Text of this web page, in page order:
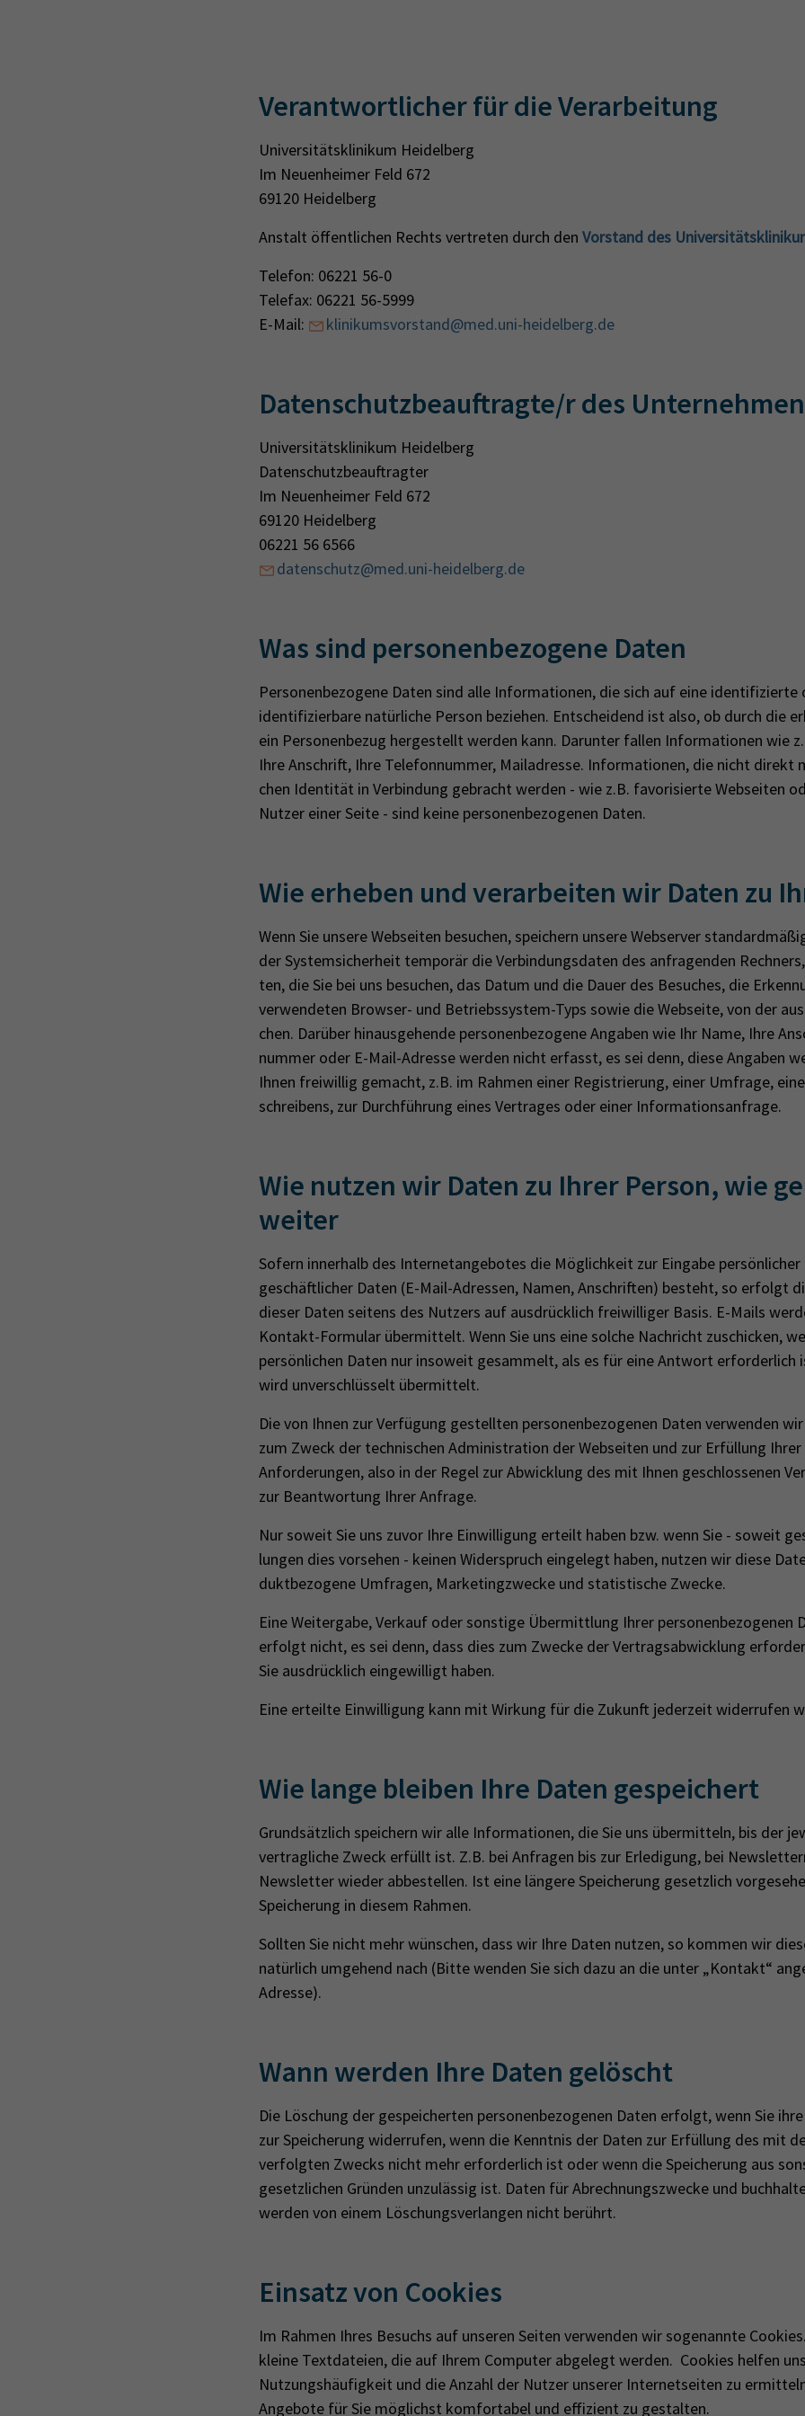
Verantwortlicher für die Verarbeitung
Universitätsklinikum Heidelberg
Im Neuenheimer Feld 672
69120 Heidelberg
Anstalt öffentlichen Rechts vertreten durch den Vorstand des
Telefon: 06221 56-0
Telefax: 06221 56-5999
E-Mail:
klinikumsvorstand@med.uni-heidelberg.de
Datenschutzbeauftragte/r des
Universitätsklinikum Heidelberg
Datenschutzbeauftragter
Im Neuenheimer Feld 672
69120 Heidelberg
06221 56 6566
datenschutz@med.uni-heidelberg.de
Was sind personenbezogene Daten
Personenbezogene Daten sind alle Informationen, die sich auf eine identifizierte
identifizierbare natürliche Person beziehen. Entscheidend ist also, ob durch die
ein Personenbezug hergestellt werden kann. Dar­un­ter fal­len In­for­ma­tio­nen wie
Ihre An­schrift, Ihre Te­le­fon­num­mer, Mailadresse. In­for­ma­tio­nen, die nicht
chen Iden­ti­tät in Ver­bin­dung ge­bracht wer­den - wie z.B. fa­vo­ri­sier­te Web­sei­ten
Nut­zer einer Seite - sind keine per­so­nen­be­zo­ge­nen Daten.
Wie erheben und verarbeiten wir Daten zu
Wenn Sie un­se­re Web­sei­ten be­su­chen, spei­chern un­se­re Web­ser­ver
der Sys­tem­si­cher­heit tem­po­rär die Ver­bin­dungs­da­ten des an­fra­gen­den
ten, die Sie bei uns be­su­chen, das Datum und die Dauer des Be­su­ches, die
ver­wen­de­ten Brow­ser- und Be­triebs­sys­tem-Typs sowie die Web­sei­te, von der
chen. Dar­über hin­aus­ge­hen­de per­sonen­be­zo­ge­ne An­ga­ben wie Ihr Name, Ihre
num­mer oder E-Mail-Adres­se wer­den nicht er­fasst, es sei denn, diese An­ga­ben
Ihnen frei­wil­lig ge­macht, z.B. im Rah­men einer Re­gis­trie­rung, einer Um­fra­ge,
schrei­bens, zur Durch­füh­rung eines Ver­tra­ges oder einer In­for­ma­ti­ons­an­fra­ge.
Wie nutzen wir Daten zu Ihrer Person, wie
weiter
Sofern innerhalb des Internetangebotes die Möglichkeit zur Eingabe
geschäftlicher Daten (E-Mail-Adressen, Namen, Anschriften) besteht, so erfolgt
dieser Daten seitens des Nutzers auf ausdrücklich freiwilliger Basis. E-Mails
Kontakt-Formular übermittelt. Wenn Sie uns eine solche Nachricht zuschicken,
persönlichen Daten nur insoweit gesammelt, als es für eine Antwort erforderlich
wird unverschlüsselt übermittelt.
Die von Ihnen zur Ver­fü­gung ge­stell­ten per­so­nen­be­zo­ge­nen Daten ver­wen­den
zum Zweck der tech­ni­schen Ad­mi­nis­tra­ti­on der Web­sei­ten und zur Er­fül­lung Ihrer
An­for­de­run­gen, also in der Regel zur Ab­wick­lung des mit Ihnen ge­schlos­se­nen
zur Be­ant­wor­tung Ihrer An­fra­ge.
Nur soweit Sie uns zuvor Ihre Ein­wil­li­gung er­teilt haben bzw. wenn Sie - so­weit
lun­gen dies vor­se­hen - kei­nen Wi­der­spruch ein­ge­legt haben, nut­zen wir diese
dukt­be­zo­ge­ne Um­fra­gen, Mar­ke­ting­zwe­cke und statistische Zwecke.
Eine Wei­ter­ga­be, Ver­kauf oder sons­ti­ge Über­mitt­lung Ihrer per­so­nen­be­zo­ge­nen
er­folgt nicht, es sei denn, dass dies zum Zwe­cke der Ver­trags­ab­wick­lung
Sie aus­drück­lich ein­ge­wil­ligt haben.
Eine erteilte Einwilligung kann mit Wirkung für die Zukunft jederzeit widerrufen
Wie lange bleiben Ihre Daten gespeichert
Grundsätzlich speichern wir alle Informationen, die Sie uns übermitteln, bis der
vertragliche Zweck erfüllt ist. Z.B. bei Anfragen bis zur Erledigung, bei
Newsletter wieder abbestellen. Ist eine längere Speicherung gesetzlich
Speicherung in diesem Rahmen.
Sollten Sie nicht mehr wünschen, dass wir Ihre Daten nutzen, so kommen wir
natürlich umgehend nach (Bitte wenden Sie sich dazu an die unter „Kontakt“
Adresse).
Wann werden Ihre Daten gelöscht
Die Löschung der gespeicherten personenbezogenen Daten erfolgt, wenn Sie
zur Speicherung widerrufen, wenn die Kenntnis der Daten zur Erfüllung des mit
verfolgten Zwecks nicht mehr erforderlich ist oder wenn die Speicherung aus
gesetzlichen Gründen unzulässig ist. Daten für Abrechnungszwecke und
werden von einem Löschungsverlangen nicht berührt.
Ein­satz von Coo­kies
Im Rahmen Ihres Besuchs auf unseren Seiten verwenden wir sogenannte
kleine Textdateien, die auf Ihrem Computer abgelegt werden. Coo­kies hel­fen
Nut­zungs­häu­fig­keit und die An­zahl der Nut­zer un­se­rer In­ter­net­sei­ten zu
An­ge­bo­te für Sie mög­lichst kom­for­ta­bel und ef­fi­zi­ent zu ge­stal­ten.